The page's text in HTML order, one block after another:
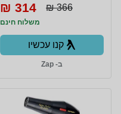
366 ₪
314 ₪
משלוח חינם
קנו עכשיו
ב- Zap